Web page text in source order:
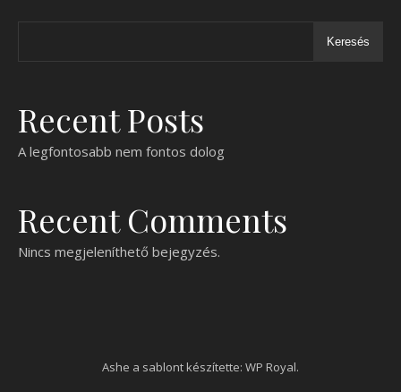
Keresés
Recent Posts
A legfontosabb nem fontos dolog
Recent Comments
Nincs megjeleníthető bejegyzés.
Ashe a sablont készítette: WP Royal.